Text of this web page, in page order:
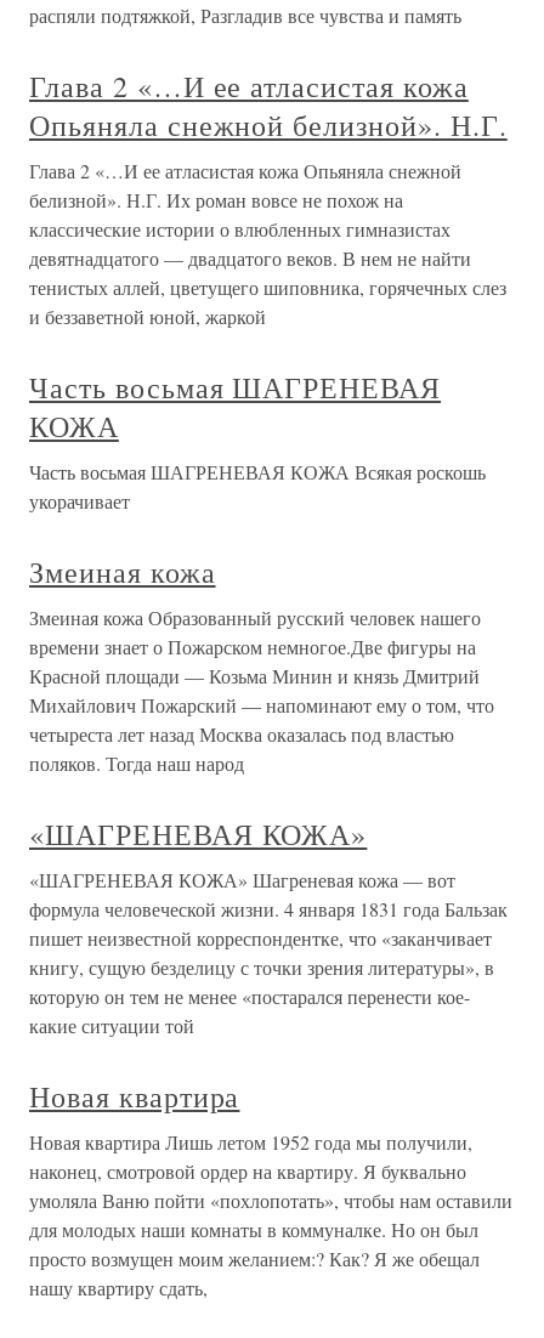
распяли подтяжкой, Разгладив все чувства и память
Глава 2 «…И ее атласистая кожа
Опьяняла снежной белизной». Н.Г.
Глава 2 «…И ее атласистая кожа Опьяняла снежной
белизной». Н.Г. Их роман вовсе не похож на
классические истории о влюбленных гимназистах
девятнадцатого — двадцатого веков. В нем не найти
тенистых аллей, цветущего шиповника, горячечных слез
и беззаветной юной, жаркой
Часть восьмая ШАГРЕНЕВАЯ
КОЖА
Часть восьмая ШАГРЕНЕВАЯ КОЖА Всякая роскошь
укорачивает
Змеиная кожа
Змеиная кожа Образованный русский человек нашего
времени знает о Пожарском немногое.Две фигуры на
Красной площади — Козьма Минин и князь Дмитрий
Михайлович Пожарский — напоминают ему о том, что
четыреста лет назад Москва оказалась под властью
поляков. Тогда наш народ
«ШАГРЕНЕВАЯ КОЖА»
«ШАГРЕНЕВАЯ КОЖА» Шагреневая кожа — вот
формула человеческой жизни. 4 января 1831 года Бальзак
пишет неизвестной корреспондентке, что «заканчивает
книгу, сущую безделицу с точки зрения литературы», в
которую он тем не менее «постарался перенести кое-
какие ситуации той
Новая квартира
Новая квартира Лишь летом 1952 года мы получили,
наконец, смотровой ордер на квартиру. Я буквально
умоляла Ваню пойти «похлопотать», чтобы нам оставили
для молодых наши комнаты в коммуналке. Но он был
просто возмущен моим желанием:? Как? Я же обещал
нашу квартиру сдать,